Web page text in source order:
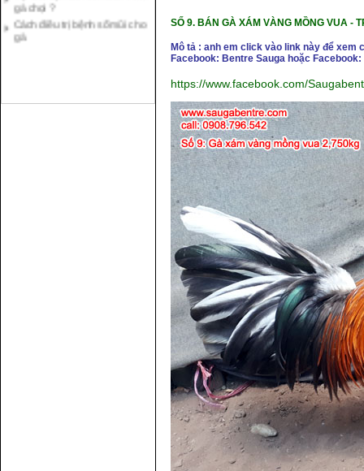
Cách điều trị bệnh sổ mũi cho
gà
SỐ 9.BÁN GÀ XÁM VÀNG MỒNG VUA -
Mô tả : anh em click vào link này để
Facebook: Bentre Sauga hoặc Facebook:
https://www.facebook.com/